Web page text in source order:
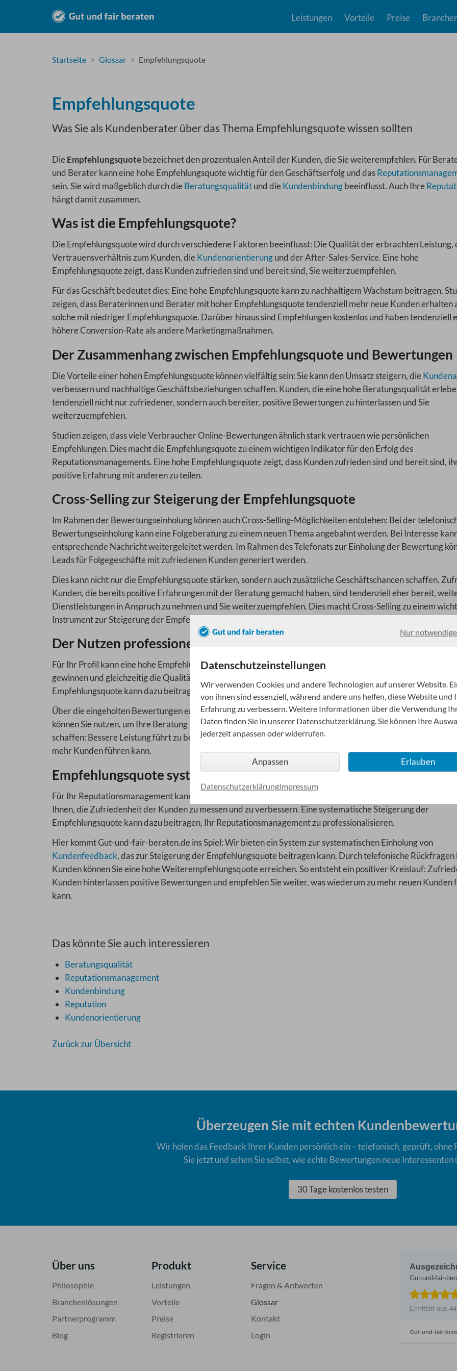
Leistungen Vorteile Preise
Startseite Glossar Empfehlungsquote
Empfehlungsquote
Was Sie als Kundenberater über das Thema Empfehlungsquote wissen sollten
DieEmpfehlungsquotebezeichnet den prozentualen Anteil der Kunden, die Sie weiterempfehlen. Für
und Berater kann eine hohe Empfehlungsquote wichtig für den Geschäftserfolg und das
sein. Sie wird maßgeblich durch dieBeratungsqualitätund dieKundenbindungbeeinflusst. Auch Ihre
hängt damit zusammen.
Was ist die Empfehlungsquote?
Die Empfehlungsquote wird durch verschiedene Faktoren beeinflusst: Die Qualität der erbrachten Leistung,
Vertrauensverhältnis zum Kunden, dieKundenorientierungund der After-Sales-Service. Eine hohe
Empfehlungsquote zeigt, dass Kunden zufrieden sind und bereit sind, Sie weiterzuempfehlen.
Für das Geschäft bedeutet dies: Eine hohe Empfehlungsquote kann zu nachhaltigem Wachstum beitragen.
zeigen, dass Beraterinnen und Berater mit hoher Empfehlungsquote tendenziell mehr neue Kunden erhalten
solche mit niedriger Empfehlungsquote. Darüber hinaus sind Empfehlungen kostenlos und haben tendenziell
höhere Conversion-Rate als andere Marketingmaßnahmen.
Der Zusammenhang zwischen Empfehlungsquote und Bewertungen
Die Vorteile einer hohen Empfehlungsquote können vielfältig sein: Sie kann den Umsatz steigern, die
verbessern und nachhaltige Geschäftsbeziehungen schaffen. Kunden, die eine hohe Beratungsqualität
tendenziell nicht nur zufriedener, sondern auch bereiter, positive Bewertungen zu hinterlassen und Sie
weiterzuempfehlen.
Studien zeigen, dass viele Verbraucher Online-Bewertungen ähnlich stark vertrauen wie persönlichen
Empfehlungen. Dies macht die Empfehlungsquote zu einem wichtigen Indikator für den Erfolg des
Reputationsmanagements. Eine hohe Empfehlungsquote zeigt, dass Kunden zufrieden sind und bereit sind,
positive Erfahrung mit anderen zu teilen.
Cross-Selling zur Steigerung der Empfehlungsquote
Im Rahmen der Bewertungseinholung können auch Cross-Selling-Möglichkeiten entstehen: Bei der
Bewertungseinholung kann eine Folgeberatung zu einem neuen Thema angebahnt werden. Bei Interesse
entsprechende Nachricht weitergeleitet werden. Im Rahmen des Telefonats zur Einholung der Bewertung
Leads für Folgegeschäfte mit zufriedenen Kunden generiert werden.
Dies kann nicht nur die Empfehlungsquote stärken, sondern auch zusätzliche Geschäftschancen schaffen.
Kunden, die bereits positive Erfahrungen mit der Beratung gemacht haben, sind tendenziell eher bereit,
Dienstleistungen in Anspruch zu nehmen und Sie weiterzuempfehlen. Dies macht Cross-Selling zu einem
Instrument zur Steigerung der Empfehlungsquote.
Der Nutzen professioneller Empfehlungsquote
Für Ihr Profil kann eine hohe Empfehlungsquote wichtig sein. Sie ermöglicht es Ihnen, kontinuierlich neue
gewinnen und gleichzeitig die Qualität Ihrer Beratung zu verbessern. Eine systematische Steigerung der
Empfehlungsquote kann dazu beitragen, neue Geschäftschancen zu identifizieren.
Über die eingeholten Bewertungen erfahren Sie, was Kunden über Sie und Ihre Beratung sagen. Diese
können Sie nutzen, um Ihre Beratung und Ihren Kundenservice zu verbessern. Dies kann einen positiven
schaffen: Bessere Leistung führt zu besseren Bewertungen und höheren Empfehlungsquoten, was wiederum
mehr Kunden führen kann.
Empfehlungsquote systematisch steigern
Für Ihr Reputationsmanagement kann die Empfehlungsquote ein wichtiger Erfolgsindikator sein. Sie
Ihnen, die Zufriedenheit der Kunden zu messen und zu verbessern. Eine systematische Steigerung der
Empfehlungsquote kann dazu beitragen, Ihr Reputationsmanagement zu professionalisieren.
Hier kommt Gut-und-fair-beraten.de ins Spiel: Wir bieten ein System zur systematischen Einholung von
Kundenfeedback, das zur Steigerung der Empfehlungsquote beitragen kann. Durch telefonische Rückfragen
Kunden können Sie eine hohe Weiterempfehlungsquote erreichen. So entsteht ein positiver Kreislauf:
Kunden hinterlassen positive Bewertungen und empfehlen Sie weiter, was wiederum zu mehr neuen Kunden
kann.
Das könnte Sie auch interessieren
Beratungsqualität
Reputationsmanagement
Kundenbindung
Reputation
Kundenorientierung
Zurück zur Übersicht
Überzeugen Sie mit echten
Wir holen das Feedback Ihrer Kunden persönlich ein – telefonisch, geprüft, ohne
Sie jetzt und sehen Sie selbst, wie echte Bewertungen neue Interessenten
30 Tage kostenlos testen
Über uns
Philosophie
Branchenlösungen
Partnerprogramm
Blog
Produkt
Leistungen
Vorteile
Preise
Registrieren
Service
Fragen & Antworten
Glossar
Kontakt
Login
Gut-und-fair-
Ermittelt aus 44
Gut-und-fair-
Nur
Datenschutzeinstellungen
Wir verwenden Cookies und andere Technologien auf unserer Website.
von ihnen sind essenziell, während andere uns helfen, diese Website und
Erfahrung zu verbessern. Weitere Informationen über die Verwendung
Daten finden Sie in unserer Datenschutzerklärung. Sie können Ihre
jederzeit anpassen oder widerrufen.
Anpassen Erlauben
DatenschutzerklärungImpressum